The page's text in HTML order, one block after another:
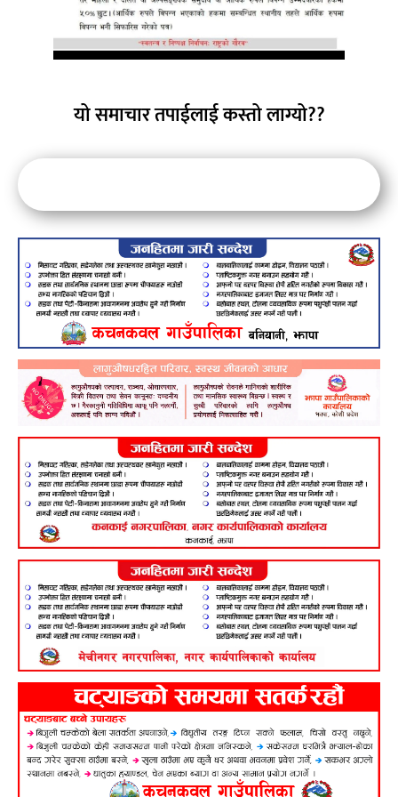
यो समाचार तपाईलाई कस्तो लाग्यो??